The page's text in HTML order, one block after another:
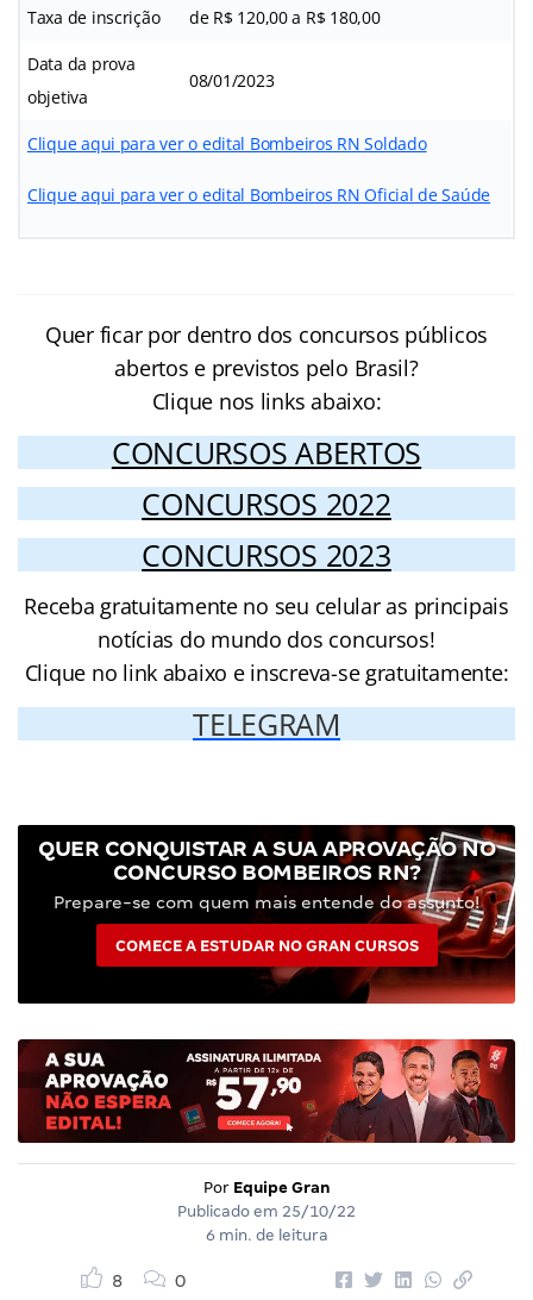
Taxa de inscrição de R$ 120,00 a R$ 180,00
Data da prova
objetiva
08/01/2023
Clique aqui para ver o edital Bombeiros RN Soldado
Clique aqui para ver o edital Bombeiros RN Oficial de Saúde
Quer ficar por dentro dos concursos públicos
abertos e previstos pelo Brasil?
Clique nos links abaixo:
CONCURSOS ABERTOS
CONCURSOS 2022
CONCURSOS 2023
Receba gratuitamente no seu celular as principais
notícias do mundo dos concursos!
Clique no link abaixo e inscreva-se gratuitamente:
TELEGRAM
QUER CONQUISTAR A SUA APROVAÇÃO NO
CONCURSO BOMBEIROS RN?
Prepare-se com quem mais entende do assunto!
COMECE A ESTUDAR NO GRAN CURSOS
Por Equipe Gran
Publicado em 25/10/22
6 min. de leitura
8 0